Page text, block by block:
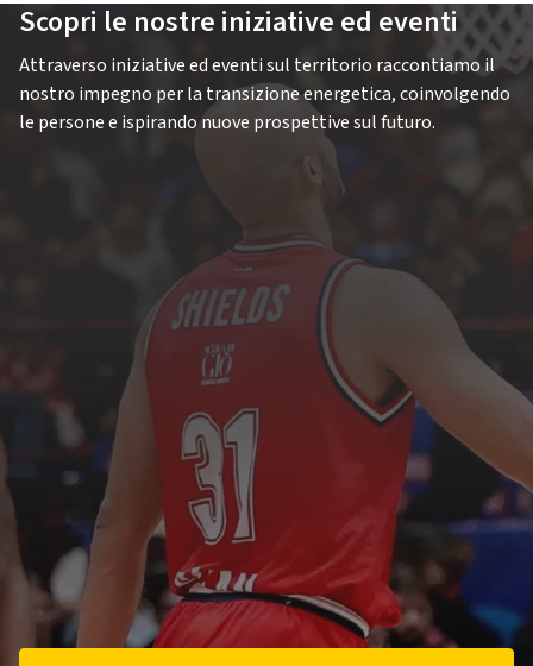
Scopri le nostre iniziative ed eventi
Attraverso iniziative ed eventi sul territorio raccontiamo il
nostro impegno per la transizione energetica, coinvolgendo
le persone e ispirando nuove prospettive sul futuro.